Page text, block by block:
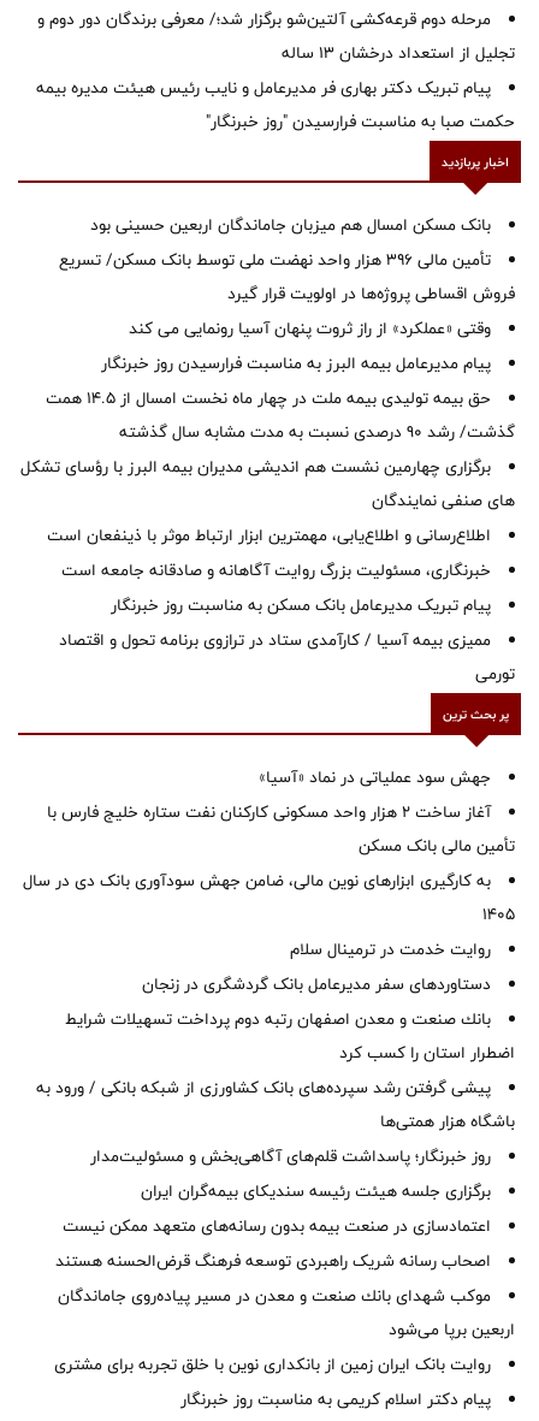
مرحله دوم قرعه‌کشی آلتین‌شو برگزار شد؛/ معرفی برندگان دور دوم و
تجلیل از استعداد درخشان ۱۳ ساله
پیام تبریک دکتر بهاری فر مدیرعامل و نایب رئیس هیئت مدیره بیمه
حکمت صبا به مناسبت فرارسیدن "روز خبرنگار"
اخبار پربازدید
بانک مسکن امسال هم میزبان جاماندگان اربعین حسینی بود
تأمین مالی ۳۹۶ هزار واحد نهضت ملی توسط بانک مسکن/ تسریع
فروش اقساطی پروژه‌ها در اولویت قرار گیرد
وقتی «عملکرد» از راز ثروت پنهان آسیا رونمایی می کند
پیام مدیرعامل بیمه البرز به مناسبت فرارسیدن روز خبرنگار
حق بیمه تولیدی بیمه ملت در چهار ماه نخست امسال از 14.5 همت
گذشت/ رشد 90 درصدی نسبت به مدت مشابه سال گذشته
برگزاری چهارمین نشست هم اندیشی مدیران بیمه البرز با رؤسای تشکل
های صنفی نمایندگان
اطلاع‌رسانی و اطلاع‌یابی، مهمترین ابزار ارتباط موثر با ذینفعان است
خبرنگاری، مسئولیت بزرگ روایت آگاهانه و صادقانه جامعه است
پیام تبریک مدیرعامل بانک مسکن به مناسبت روز خبرنگار
ممیزی بیمه آسیا / کارآمدی ستاد در ترازوی برنامه تحول و اقتصاد
تورمی
پر بحث ترین
جهش سود عملیاتی در نماد «آسیا»
آغاز ساخت ۲ هزار واحد مسکونی کارکنان نفت ستاره خلیج فارس با
تأمین مالی بانک مسکن
به کارگیری ابزارهای نوین مالی، ضامن جهش سودآوری بانک دی در سال
1405
روایت خدمت در ترمینال سلام
دستاوردهای سفر مدیرعامل بانک گردشگری در زنجان
بانك صنعت و معدن اصفهان رتبه دوم پرداخت تسهیلات شرایط
اضطرار استان را كسب كرد
پیشی گرفتن رشد سپرده‌های بانک کشاورزی از شبکه بانکی / ورود به
باشگاه هزار همتی‌ها
روز خبرنگار؛ پاسداشت قلم‌های آگاهی‌بخش و مسئولیت‌مدار
برگزاری جلسه هیئت رئیسه سندیکای بیمه‌گران ایران
اعتمادسازی در صنعت بیمه بدون رسانه‌های متعهد ممکن نیست
اصحاب رسانه شریک راهبردی توسعه فرهنگ قرض‌الحسنه هستند
موكب شهدای بانك صنعت و معدن در مسیر پیاده‌روی جاماندگان
اربعین برپا می‌شود
روایت بانک ایران زمین از بانکداری نوین با خلق تجربه برای مشتری
پیام دکتر اسلام کریمی به مناسبت روز خبرنگار